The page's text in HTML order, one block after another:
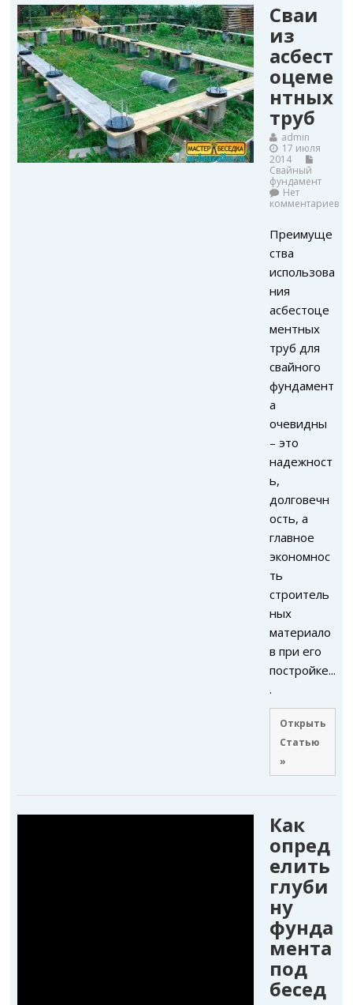
Сваи
из
асбест
оцеме
нтных
труб
admin
17 июля
2014
Свайный
фундамент
Нет
комментариев
Преимуще
ства
использова
ния
асбестоце
ментных
труб для
свайного
фундамент
а
очевидны
– это
надежност
ь,
долговечн
ость, а
главное
экономнос
ть
строитель
ных
материало
в при его
постройке...
.
Открыть
Статью
»
Как
опред
елить
глуби
ну
фунда
мента
под
бесед